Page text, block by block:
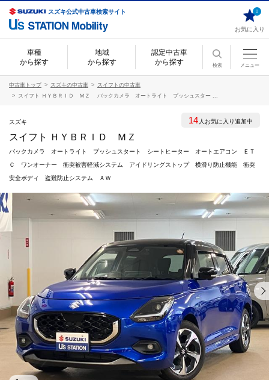
スズキ公式中古車検索サイト
お気に入り
0
車種
から探す
地域
から探す
認定中古車
から探す
検索 メニュー
中古車トップ スズキの中古車
スイフトの中古車
スイフト ＨＹＢＲＩＤ ＭＺ バックカメラ オートライト プッシュスター ...
スズキ
スイフト ＨＹＢＲＩＤ ＭＺ
バックカメラ オートライト プッシュスタート シートヒーター オートエアコン ＥＴ
Ｃ ワンオーナー 衝突被害軽減システム アイドリングストップ 横滑り防止機能 衝突
安全ボディ 盗難防止システム ＡＷ
14 人お気に入り追加中